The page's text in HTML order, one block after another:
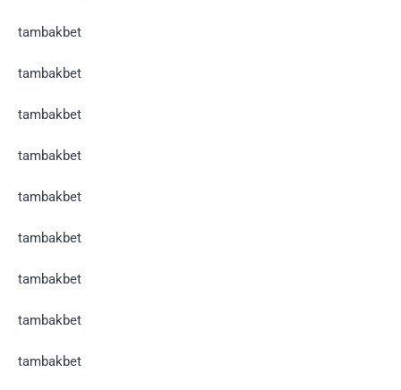
tambakbet
tambakbet
tambakbet
tambakbet
tambakbet
tambakbet
tambakbet
tambakbet
tambakbet